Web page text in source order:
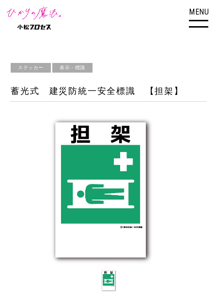
ステッカー 表示・標識
蓄光式 建災防統一安全標識 【担架】
MENU